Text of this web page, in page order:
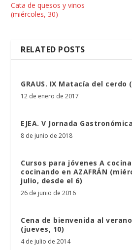
Cata de quesos y vinos
(miércoles, 30)
RELATED POSTS
GRAUS. IX Matacía del cerdo
12 de enero de 2017
EJEA. V Jornada
8 de junio de 2018
Cursos para jóvenes A
cocinando en AZAFRÁN
julio, desde el 6)
26 de junio de 2016
Cena de bienvenida al
(jueves, 10)
4 de julio de 2014